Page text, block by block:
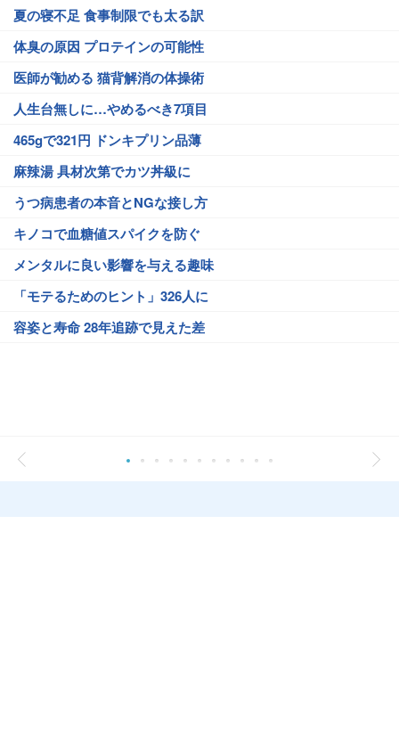
夏の寝不足 食事制限でも太る訳
体臭の原因 プロテインの可能性
医師が勧める 猫背解消の体操術
人生台無しに…やめるべき7項目
465gで321円 ドンキプリン品薄
麻辣湯 具材次第でカツ丼級に
うつ病患者の本音とNGな接し方
キノコで血糖値スパイクを防ぐ
メンタルに良い影響を与える趣味
「モテるためのヒント」326人に
容姿と寿命 28年追跡で見えた差